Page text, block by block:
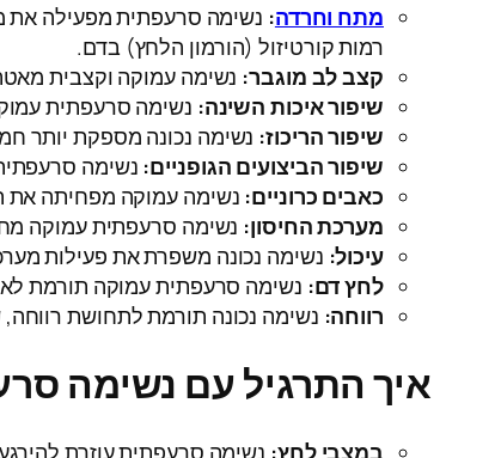
מתח וחרדה: נשימה סרעפתית מפעילה את
רמות קורטיזול (הורמון הלחץ) בדם.
קצב לב מוגבר: נשימה עמוקה וקצבית
שיפור איכות השינה: נשימה סרעפתית
שיפור הריכוז: נשימה נכונה מספקת יותר
שיפור הביצועים הגופניים: נשימה
כאבים כרוניים: נשימה עמוקה מפחיתה את
מערכת החיסון: נשימה סרעפתית עמוקה
עיכול: נשימה נכונה משפרת את פעילות
לחץ דם: נשימה סרעפתית עמוקה תורמת
רווחה: נשימה נכונה תורמת לתחושת רווחה,
איך התרגיל עם נשימה
במצבי לחץ: נשימה סרעפתית עוזרת